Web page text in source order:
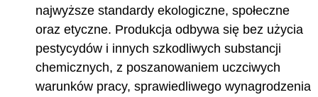
najwyższe standardy ekologiczne, społeczne
oraz etyczne. Produkcja odbywa się bez użycia
pestycydów i innych szkodliwych substancji
chemicznych, z poszanowaniem uczciwych
warunków pracy, sprawiedliwego wynagrodzenia